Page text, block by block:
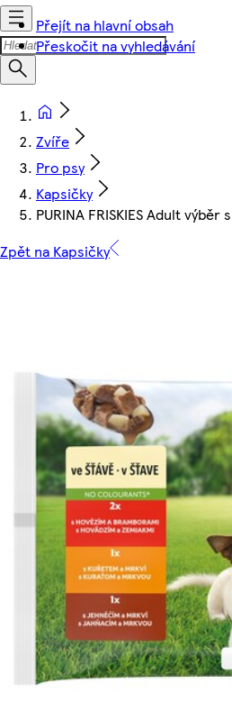
Přejít na hlavní obsah
Přeskočit na vyhledávání
Zvíře
Pro psy
Kapsičky
PURINA FRISKIES Adult
Zpět na Kapsičky